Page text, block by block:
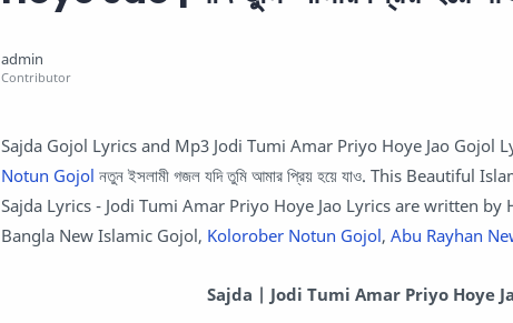
Sajda Gojol Lyrics and Mp3 Jodi Tumi Amar Priyo Hoye Jao Gojol
Notun Gojol নতুন ইসলামী গজল যদি তুমি আমার প্রিয় হয়ে যাও. This Beautiful
Sajda Lyrics - Jodi Tumi Amar Priyo Hoye Jao Lyrics are written by
Bangla New Islamic Gojol, Kolorober Notun Gojol, Abu Rayhan
Sajda | Jodi Tumi Amar Priyo Hoye